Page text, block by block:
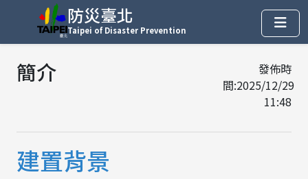
防災臺北
Taipei of Disaster Prevention
簡介
發佈時
間:2025/12/29
11:48
建置背景